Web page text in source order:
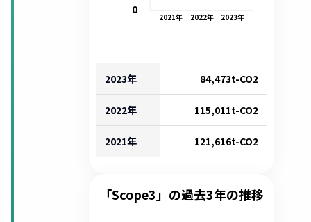
2021年 2022年 2023年
0
2023年 84,473t-CO2
2022年 115,011t-CO2
2021年 121,616t-CO2
「Scope3」の過去3年の推移